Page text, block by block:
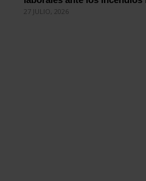
27 JULIO, 2026